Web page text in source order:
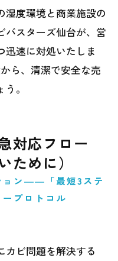
湿度環境と商業施設の
バスターズ仙台が、営
迅速に対処いたしま
ら、清潔で安全な売
。
対応フロー
ために）
ョン――「最短3ステ
プロトコル
カビ問題を解決する